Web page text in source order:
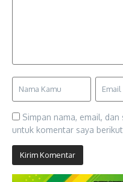
Simpan nama, email,
untuk komentar saya